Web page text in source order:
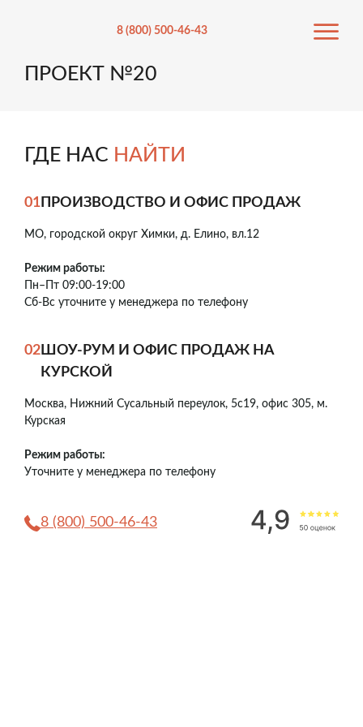
8 (800) 500-46-43
ПРОЕКТ №20
ГДЕ НАС НАЙТИ
01 ПРОИЗВОДСТВО И ОФИС ПРОДАЖ
МО, городской округ Химки, д. Елино, вл.12
Режим работы:
Пн–Пт 09:00-19:00
Сб-Вс уточните у менеджера по телефону
02ШОУ-РУМ И ОФИС ПРОДАЖ НА
КУРСКОЙ
Москва, Нижний Сусальный переулок, 5с19, офис 305, м.
Курская
Режим работы:
Уточните у менеджера по телефону
8 (800) 500-46-43